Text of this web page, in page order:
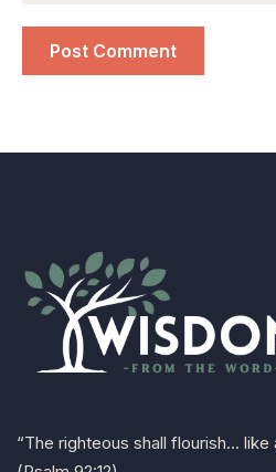
“The righteous shall flourish… like